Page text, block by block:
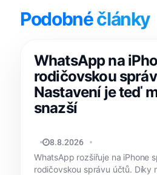
Podobnéčlánky
WhatsApp na
rodičovskou
Nastavení je teď
snazší
JAN HOLEŠ
8.8.2026
WhatsApp rozšiřuje na iPhone
rodičovskou správu účtů. Díky